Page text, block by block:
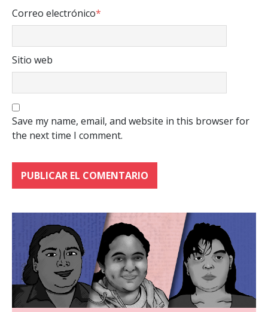
Correo electrónico*
Sitio web
Save my name, email, and website in this browser for
the next time I comment.